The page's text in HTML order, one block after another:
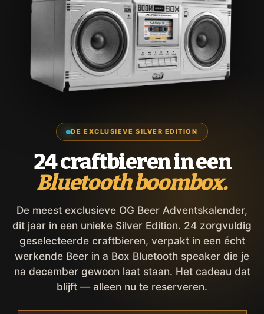
DE EXCLUSIEVE SILVER EDITION
24 craftbieren in een
Bluetooth boombox.
De meest exclusieve OG Beer Adventskalender,
dit jaar in een unieke Silver Edition. 24 zorgvuldig
geselecteerde craftbieren, verpakt in een écht
werkende Beer in a Box Bluetooth speaker die je
na december gewoon laat staan. Het cadeau dat
blijft — alleen nu te reserveren.